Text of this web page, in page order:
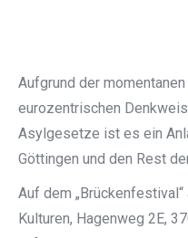
Aufgrund der
eurozentrischen
Asylgesetze ist es ein
Göttingen und den Rest
Auf dem
Kulturen, Hagenweg 2E,